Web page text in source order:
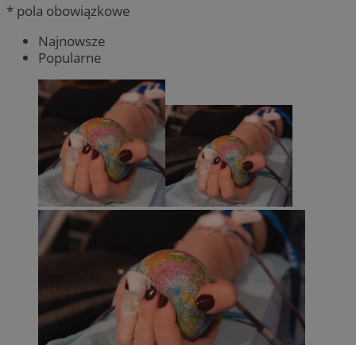
* pola obowiązkowe
Najnowsze
Popularne